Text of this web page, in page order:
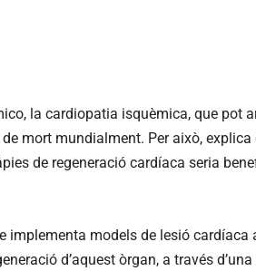
la cardiopatia isquèmica, que pot
mort mundialment. Per això, explica
de regeneració cardíaca seria
implementa models de lesió cardíaca
d’aquest òrgan, a través